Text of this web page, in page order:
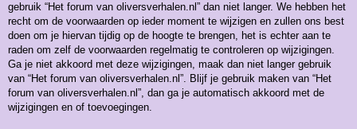
gebruik “Het forum van oliversverhalen.nl” dan niet langer. We hebben het
recht om de voorwaarden op ieder moment te wijzigen en zullen ons best
doen om je hiervan tijdig op de hoogte te brengen, het is echter aan te
raden om zelf de voorwaarden regelmatig te controleren op wijzigingen.
Ga je niet akkoord met deze wijzigingen, maak dan niet langer gebruik
van “Het forum van oliversverhalen.nl”. Blijf je gebruik maken van “Het
forum van oliversverhalen.nl”, dan ga je automatisch akkoord met de
wijzigingen en of toevoegingen.